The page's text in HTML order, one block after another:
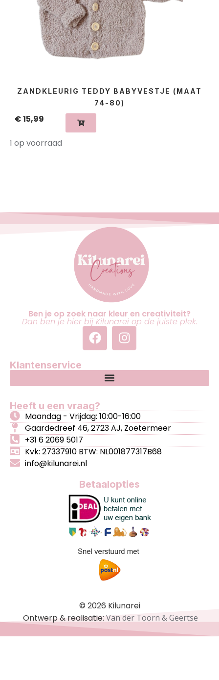
ZANDKLEURIG TEDDY BABYVESTJE (MAAT
74-80)
€15,99
1 op voorraad
Ben je op zoek naar kleur en creativiteit?
Dan ben je hier bij Kilunarei op de juiste plek.
Klantenservice
Heeft u een vraag?
Maandag - Vrijdag: 10:00-16:00
Gaardedreef 46, 2723 AJ, Zoetermeer
+31 6 2069 5017
Kvk: 27337910 BTW: NL001877317B68
info@kilunarei.nl
Betaalopties
© 2026 Kilunarei
Ontwerp & realisatie:Van der Toorn & Geertse